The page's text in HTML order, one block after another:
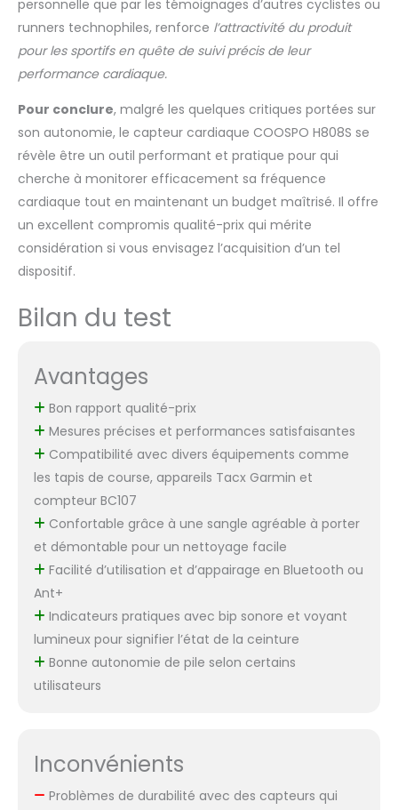
personnelle que par les témoignages d’autres cyclistes ou
runners technophiles, renforce l’attractivité du produit
pour les sportifs en quête de suivi précis de leur
performance cardiaque.
Pour conclure, malgré les quelques critiques portées sur
son autonomie, le capteur cardiaque COOSPO H808S se
révèle être un outil performant et pratique pour qui
cherche à monitorer efficacement sa fréquence
cardiaque tout en maintenant un budget maîtrisé. Il offre
un excellent compromis qualité-prix qui mérite
considération si vous envisagez l’acquisition d’un tel
dispositif.
Bilan du test
Avantages
Bon rapport qualité-prix
Mesures précises et performances satisfaisantes
Compatibilité avec divers équipements comme
les tapis de course, appareils Tacx Garmin et
compteur BC107
Confortable grâce à une sangle agréable à porter
et démontable pour un nettoyage facile
Facilité d’utilisation et d’appairage en Bluetooth ou
Ant+
Indicateurs pratiques avec bip sonore et voyant
lumineux pour signifier l’état de la ceinture
Bonne autonomie de pile selon certains
utilisateurs
Inconvénients
Problèmes de durabilité avec des capteurs qui